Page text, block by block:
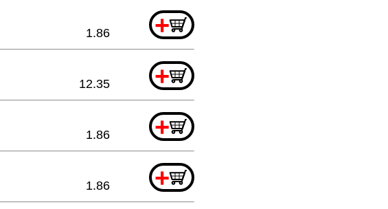
+
1.86
+
12.35
+
1.86
+
1.86